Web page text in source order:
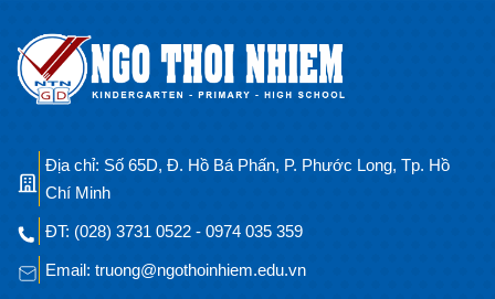
Địa chỉ: Số 65D, Đ. Hồ Bá Phấn, P. Phước Long, Tp. Hồ
Chí Minh
ĐT: (028) 3731 0522 - 0974 035 359
Email: truong@ngothoinhiem.edu.vn